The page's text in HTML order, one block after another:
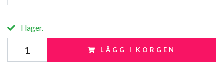
I lager.
LÄGG I KORGEN